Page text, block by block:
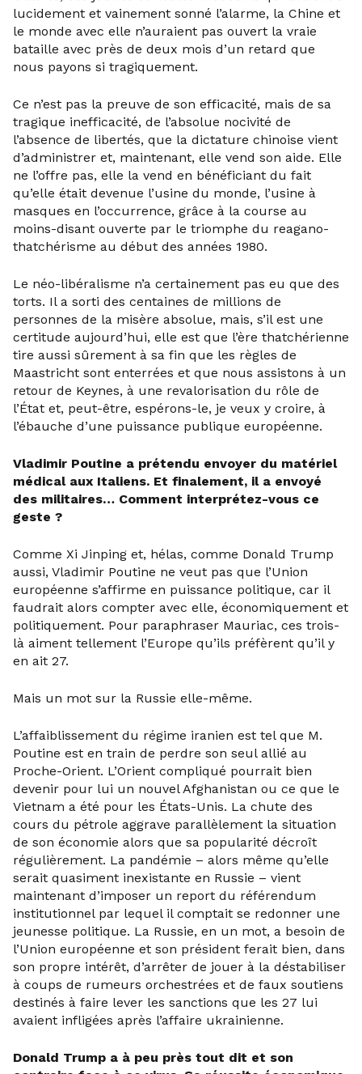
lucidement et vainement sonné l’alarme, la Chine et
le monde avec elle n’auraient pas ouvert la vraie
bataille avec près de deux mois d’un retard que
nous payons si tragiquement.
Ce n’est pas la preuve de son efficacité, mais de sa
tragique inefficacité, de l’absolue nocivité de
l’absence de libertés, que la dictature chinoise vient
d’administrer et, maintenant, elle vend son aide. Elle
ne l’offre pas, elle la vend en bénéficiant du fait
qu’elle était devenue l’usine du monde, l’usine à
masques en l’occurrence, grâce à la course au
moins-disant ouverte par le triomphe du reagano-
thatchérisme au début des années 1980.
Le néo-libéralisme n’a certainement pas eu que des
torts. Il a sorti des centaines de millions de
personnes de la misère absolue, mais, s’il est une
certitude aujourd’hui, elle est que l’ère thatchérienne
tire aussi sûrement à sa fin que les règles de
Maastricht sont enterrées et que nous assistons à un
retour de Keynes, à une revalorisation du rôle de
l’État et, peut-être, espérons-le, je veux y croire, à
l’ébauche d’une puissance publique européenne.
Vladimir Poutine a prétendu envoyer du matériel
médical aux Italiens. Et finalement, il a envoyé
des militaires… Comment interprétez-vous ce
geste ?
Comme Xi Jinping et, hélas, comme Donald Trump
aussi, Vladimir Poutine ne veut pas que l’Union
européenne s’affirme en puissance politique, car il
faudrait alors compter avec elle, économiquement et
politiquement. Pour paraphraser Mauriac, ces trois-
là aiment tellement l’Europe qu’ils préfèrent qu’il y
en ait 27.
Mais un mot sur la Russie elle-même.
L’affaiblissement du régime iranien est tel que M.
Poutine est en train de perdre son seul allié au
Proche-Orient. L’Orient compliqué pourrait bien
devenir pour lui un nouvel Afghanistan ou ce que le
Vietnam a été pour les États-Unis. La chute des
cours du pétrole aggrave parallèlement la situation
de son économie alors que sa popularité décroît
régulièrement. La pandémie – alors même qu’elle
serait quasiment inexistante en Russie – vient
maintenant d’imposer un report du référendum
institutionnel par lequel il comptait se redonner une
jeunesse politique. La Russie, en un mot, a besoin de
l’Union européenne et son président ferait bien, dans
son propre intérêt, d’arrêter de jouer à la déstabiliser
à coups de rumeurs orchestrées et de faux soutiens
destinés à faire lever les sanctions que les 27 lui
avaient infligées après l’affaire ukrainienne.
Donald Trump a à peu près tout dit et son